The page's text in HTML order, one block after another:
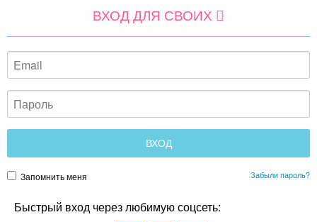
ВХОД ДЛЯ СВОИХ
Запомнить меня Забыли пароль?
Быстрый вход через любимую соцсеть: